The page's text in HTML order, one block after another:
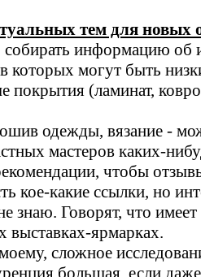
тем для новых
собирать информацию об
которых могут быть
покрытия (ламинат,
одежды, вязание -
мастеров каких-
чтобы
кое-какие ссылки, но
знаю. Говорят, что
выставках-ярмарках.
сложное
большая, если